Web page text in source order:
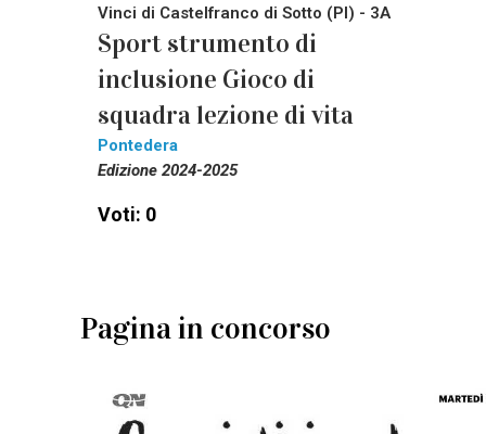
Vinci di Castelfranco di Sotto (PI) - 3A
Sport strumento di
inclusione Gioco di
squadra lezione di vita
Pontedera
Edizione 2024-2025
Voti: 0
Pagina in concorso